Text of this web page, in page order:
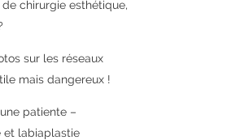
chirurgie esthétique,
sur les réseaux
mais dangereux !
patiente –
et labiaplastie